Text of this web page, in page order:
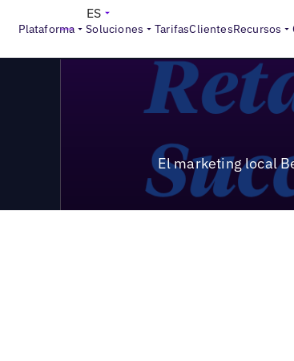
Plataforma Soluciones TarifasClientesRecursos
ES
Local Marketing Beat El marketing local
El marketing local